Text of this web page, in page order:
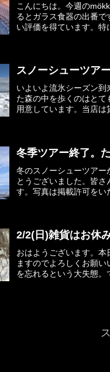
こんにちは。今週の
るとガラス食器の出番
い評価を得ています。特
スノーシューツア
いよいよ流氷シーズン
た森の中を歩くのはと
用意しています。当店
冬季ツアー終了。
冬のスノーシューツア
とうございました。皆
す。写真は掲載許可を
2/2(日)雑貨はお休
おはようございます。
ますのでよろしくお願
を忘れるという大失態